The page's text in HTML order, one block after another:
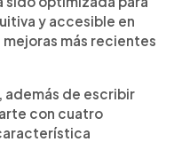
y accesible en
más recientes
además de escribir
con cuatro